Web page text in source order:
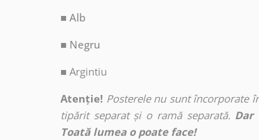
■ Alb
■ Negru
■ Argintiu
Atenție! Posterele nu sunt încorporate
tipărit separat și o ramă separată. Dar
Toată lumea o poate face!